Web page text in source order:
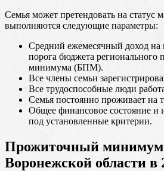
Семья может претендовать на статус
выполняются следующие параметры:
Средний ежемесячный доход на
порога бюджета регионального
минимума (БПМ).
Все члены семьи
Все трудоспособные люди
Семья постоянно проживает на
Общее финансовое состояние и
под установленные критерии.
Прожиточный минимум
Воронежской области в